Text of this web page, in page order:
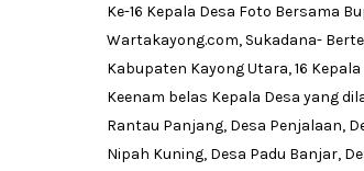
Ke-16 Kepala Desa Foto Bersama
Wartakayong.com, Sukadana-
Kabupaten Kayong Utara, 16
Keenam belas Kepala Desa yang
Rantau Panjang, Desa Penjalaan,
Nipah Kuning, Desa Padu Banjar,